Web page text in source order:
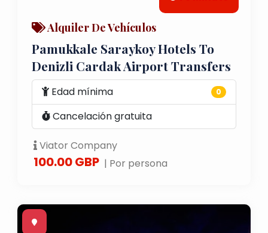
Alquiler De Vehículos
Pamukkale Saraykoy Hotels To
Denizli Cardak Airport Transfers
Edad mínima 0
Cancelación gratuita
Viator Company
100.00 GBP | Por persona